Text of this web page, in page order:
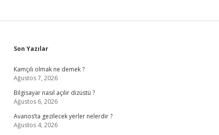
Sidebar
Son Yazılar
Kamçılı olmak ne demek ?
Ağustos 7, 2026
Bilgisayar nasıl açılır dizüstü ?
Ağustos 6, 2026
Avanos’ta gezilecek yerler nelerdir ?
Ağustos 4, 2026